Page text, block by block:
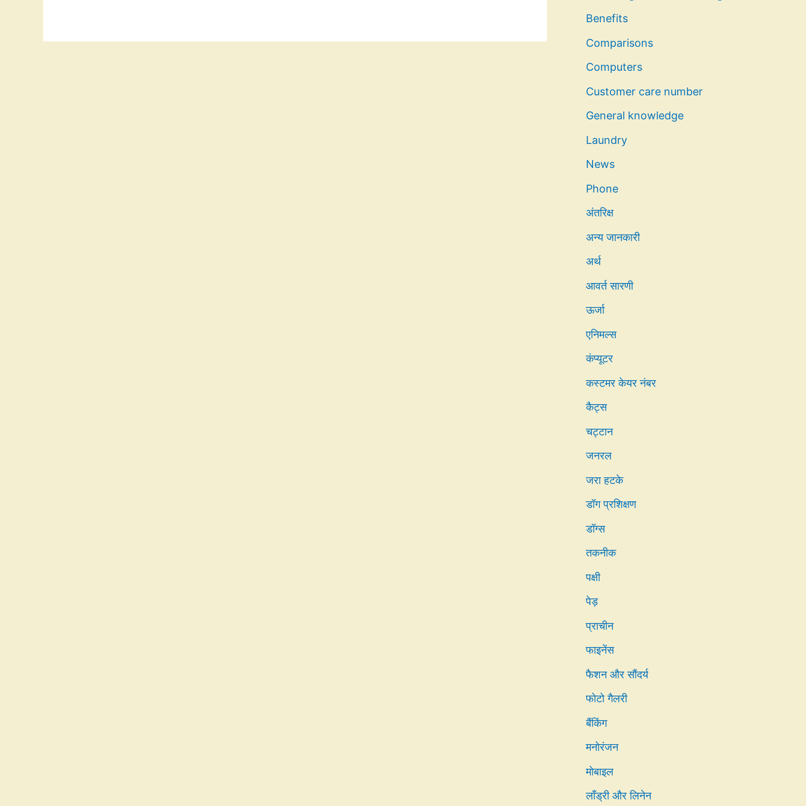
Benefits
Comparisons
Computers
Customer care number
General knowledge
Laundry
News
Phone
अंतरिक्ष
अन्य जानकारी
अर्थ
आवर्त सारणी
ऊर्जा
एनिमल्स
कंप्यूटर
कस्टमर केयर नंबर
कैट्स
चट्टान
जनरल
जरा हटके
डॉग प्रशिक्षण
डॉग्स
तकनीक
पक्षी
पेड़
प्राचीन
फाइनेंस
फैशन और सौंदर्य
फोटो गैलरी
बैंकिंग
मनोरंजन
मोबाइल
लाँड्री और लिनेन